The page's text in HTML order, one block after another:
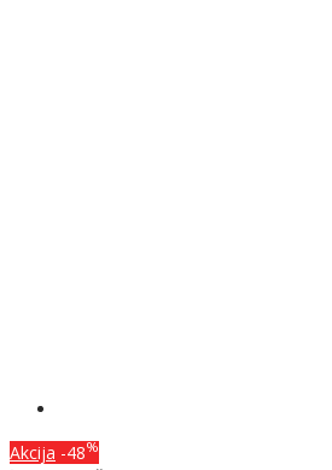
Akcija -48%